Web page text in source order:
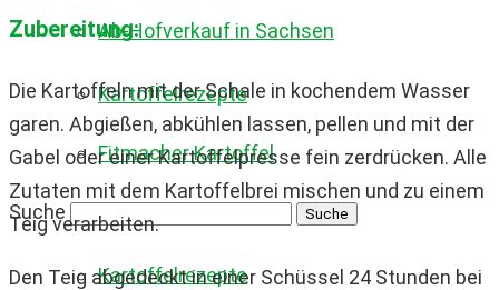
Kartoffelrezepte
Suche
Ab-Hofverkauf in Sachsen
Fitmacher Kartoffel
Kartoffelrezepte
Zubereitung:
Die Kartoffeln mit der Schale in kochendem Wasser
garen. Abgießen, abkühlen lassen, pellen und mit der
Gabel oder einer Kartoffelpresse fein zerdrücken. Alle
Zutaten mit dem Kartoffelbrei mischen und zu einem
Teig verarbeiten.
Den Teig abgedeckt in einer Schüssel 24 Stunden bei